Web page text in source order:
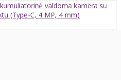
valdoma kamera su
(Type-C, 4 MP, 4 mm)